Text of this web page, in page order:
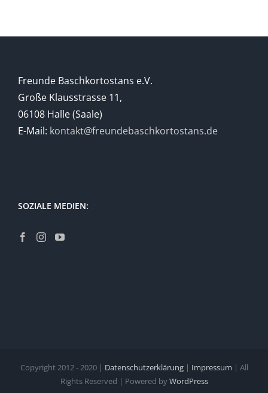
Freunde Baschkortostans e.V.
Große Klausstrasse 11,
06108 Halle (Saale)
E-Mail: kontakt@freundebaschkortostans.de
SOZIALE MEDIEN:
Copyright 2012 - 2020 | Datenschutzerklärung| Impressum | All
Rights Reserved | Powered byWordPress